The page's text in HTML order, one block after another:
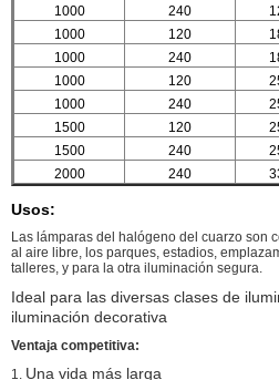
1000
240
1000
120
1000
240
1000
120
1000
240
1500
120
1500
240
2000
240
Usos:
Las lámparas del halógeno del cuarzo son
al aire libre, los parques, estadios,
talleres, y para la otra iluminación segura.
Ideal para las diversas clases de
iluminación decorativa
Ventaja competitiva:
1. Una vida más larga